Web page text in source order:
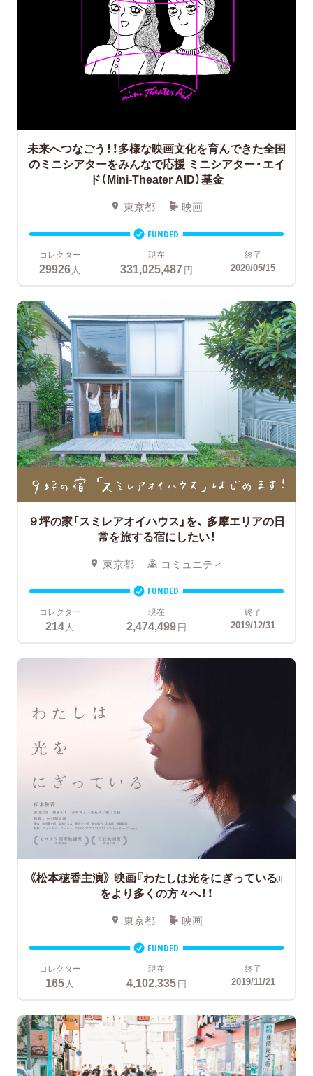
未来へつなごう！！多様な映画文化を育んできた全国
のミニシアターをみんなで応援ミニシアター・エイ
ド（Mini-Theater AID）基金
東京都 映画
FUNDED
コレクター
29926人
現在
331,025,487円
終了
2020/05/15
９坪の家「スミレアオイハウス」を、 多摩エリアの日
常を旅する宿にしたい！
東京都 コミュニティ
FUNDED
コレクター
214人
現在
2,474,499円
終了
2019/12/31
《松本穂香主演》 映画『わたしは光をにぎっている』
をより多くの方々へ！！
東京都 映画
FUNDED
コレクター
165人
現在
4,102,335円
終了
2019/11/21